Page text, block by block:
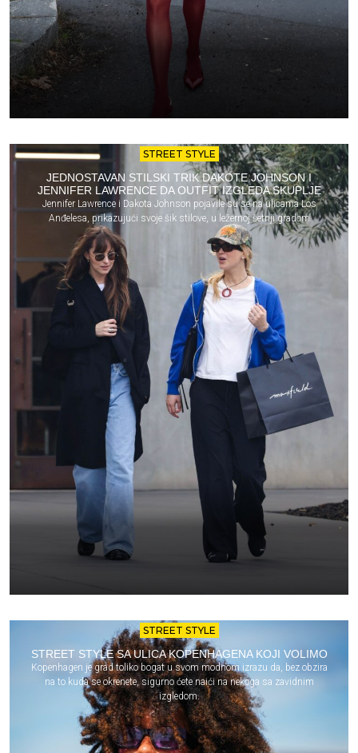
STREET STYLE
JEDNOSTAVAN STILSKI TRIK DAKOTE JOHNSON I
JENNIFER LAWRENCE DA OUTFIT IZGLEDA SKUPLJE
Jennifer Lawrence i Dakota Johnson pojavile su se na ulicama Los
Anđelesa, prikazujući svoje šik stilove, u ležernoj šetnji gradom
STREET STYLE
STREET STYLE SA ULICA KOPENHAGENA KOJI VOLIMO
Kopenhagen je grad toliko bogat u svom modnom izrazu da, bez obzira
na to kuda se okrenete, sigurno ćete naići na nekoga sa zavidnim
izgledom.